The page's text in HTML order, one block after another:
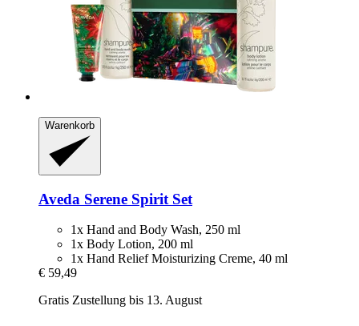
Warenkorb
Aveda Serene Spirit Set
1x Hand and Body Wash, 250 ml
1x Body Lotion, 200 ml
1x Hand Relief Moisturizing Creme, 40 ml
€ 59,49
Gratis Zustellung bis 13. August